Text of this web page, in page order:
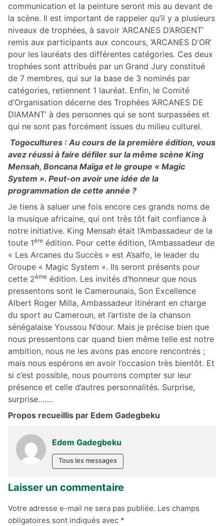
communication et la peinture seront mis au devant de
la scène. Il est important de rappeler qu’il y a plusieurs
niveaux de trophées, à savoir ‘ARCANES D’ARGENT’
remis aux participants aux concours, ‘ARCANES D’OR’
pour les lauréats des différentes catégories. Ces deux
trophées sont attribués par un Grand Jury constitué
de 7 membres, qui sur la base de 3 nominés par
catégories, retiennent 1 lauréat. Enfin, le Comité
d’Organisation décerne des Trophées ‘ARCANES DE
DIAMANT’ à des personnes qui se sont surpassées et
qui ne sont pas forcément issues du milieu culturel.
Togocultures : Au cours de la première édition, vous
avez réussi à faire défiler sur la même scène King
Mensah, Boncana Maïga et le groupe « Magic
System ». Peut-on avoir une idée de la
programmation de cette année ?
Je tiens à saluer une fois encore ces grands noms de
la musique africaine, qui ont très tôt fait confiance à
notre initiative. King Mensah était l’Ambassadeur de la
toute 1ère édition. Pour cette édition, l’Ambassadeur de
« Les Arcanes du Succès » est A’salfo, le leader du
Groupe « Magic System ». Ils seront présents pour
cette 2ème édition. Les invités d’honneur que nous
pressentons sont le Camerounais, Son Excellence
Albert Roger Milla, Ambassadeur itinérant en charge
du sport au Cameroun, et l’artiste de la chanson
sénégalaise Youssou N’dour. Mais je précise bien que
nous pressentons car quand bien même telle est notre
ambition, nous ne les avons pas encore rencontrés ;
mais nous espérons en avoir l’occasion très bientôt. Et
si c’est possible, nous pourrons compter sur leur
présence et celle d’autres personnalités. Surprise,
surprise…….
Propos recueillis par Edem Gadegbeku
Edem Gadegbeku
Tous les messages
Laisser un commentaire
Votre adresse e-mail ne sera pas publiée. Les champs
obligatoires sont indiqués avec *